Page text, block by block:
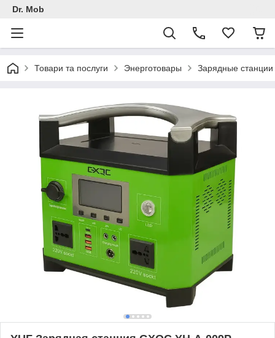
Dr. Mob
Товари та послуги Энерготовары Зарядные станции